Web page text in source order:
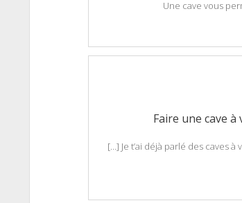
Une cave vous
Faire une cave
[…] Je t’ai déjà parlé des caves